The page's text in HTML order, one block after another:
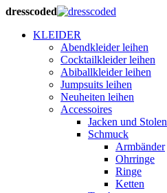
dresscoded
KLEIDER
Abendkleider leihen
Cocktailkleider leihen
Abiballkleider leihen
Jumpsuits leihen
Neuheiten leihen
Accessoires
Jacken und Stolen
Schmuck
Armbänder
Ohrringe
Ringe
Ketten